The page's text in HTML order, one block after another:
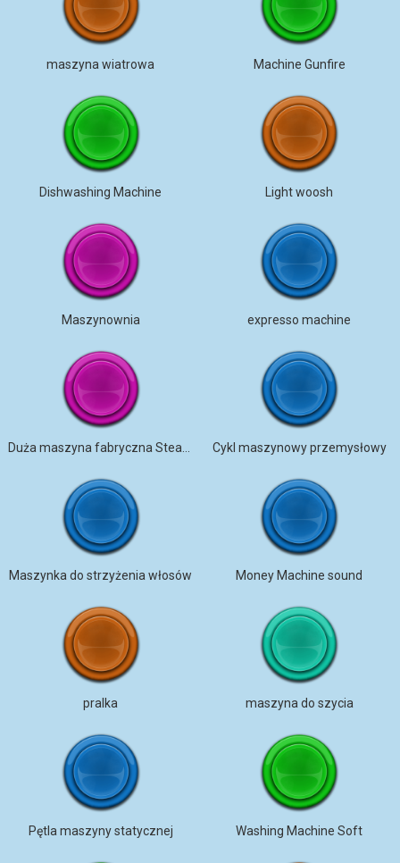
maszyna wiatrowa Machine Gunfire
Dishwashing Machine Light woosh
Maszynownia expresso machine
Cykl maszynowy przemysłowy
Maszynka do strzyżenia włosów Money Machine sound
pralka maszyna do szycia
Pętla maszyny statycznej Washing Machine Soft